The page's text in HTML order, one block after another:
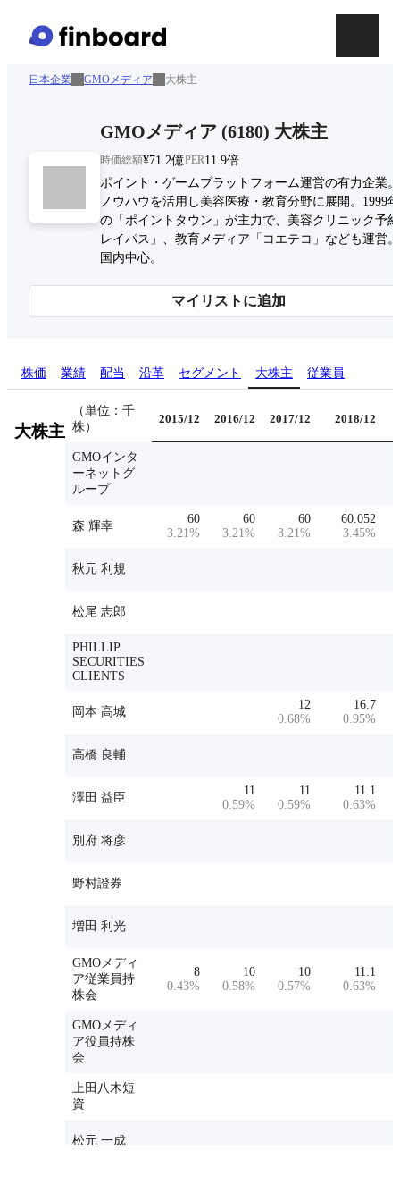
日本企業 GMOメディア 大株主
GMOメディア (6180) 大株主
時価総額¥71.2億PER11.9倍
ポイント・ゲームプラットフォーム運営の有力企業
ノウハウを活用し美容医療・教育分野に展開。1999
の「ポイントタウン」が主力で、美容クリニック予
レイパス」、教育メディア「コエテコ」なども運営
国内中心。
マイリストに追加
株価 業績 配当 沿革 セグメント 大株主 従業員
大株主
（単位：千
株）
2015/12 2016/12 2017/12 2018/12
GMOインタ
ーネットグ
ループ
森 輝幸
60
3.21%
60
3.21%
60
3.21%
60.052
3.45%
秋元 利規
松尾 志郎
PHILLIP
SECURITIES
CLIENTS
岡本 高城
12
0.68%
16.7
0.95%
高橋 良輔
澤田 益臣
11
0.59%
11
0.59%
11.1
0.63%
別府 将彦
野村證券
増田 利光
GMOメディ
ア従業員持
株会
8
0.43%
10
0.58%
10
0.57%
11.1
0.63%
GMOメディ
ア役員持株
会
上田八木短
資
松元 一成